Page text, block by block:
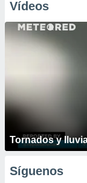
Vídeos
Tornados y
Síguenos